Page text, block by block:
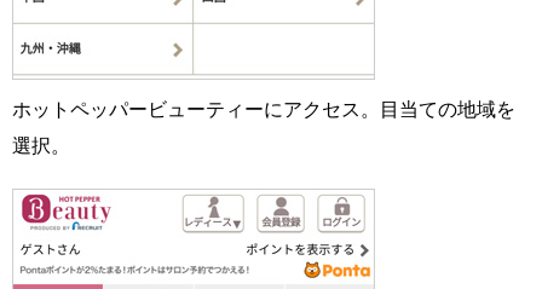
ホットペッパービューティーにアクセス。目当ての地域を
選択。